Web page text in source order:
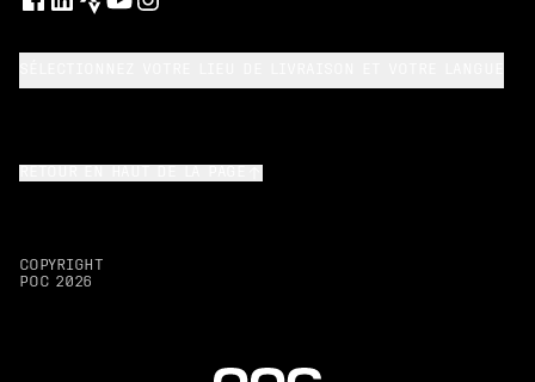
COPYRIGHT
POC 2026